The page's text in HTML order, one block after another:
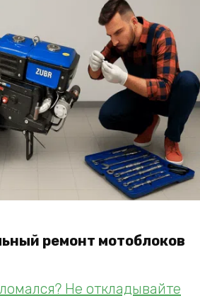
ремонт мотоблоков
Не откладывайте